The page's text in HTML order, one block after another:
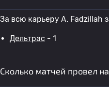
За всю карьеру A. Fadzillah
Дельтрас - 1
Сколько матчей провел